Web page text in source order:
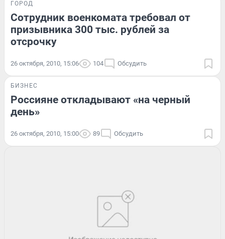
ГОРОД
Сотрудник военкомата требовал от
призывника 300 тыс. рублей за
отсрочку
26 октября, 2010, 15:06 104 Обсудить
БИЗНЕС
Россияне откладывают «на черный
день»
26 октября, 2010, 15:00 89 Обсудить